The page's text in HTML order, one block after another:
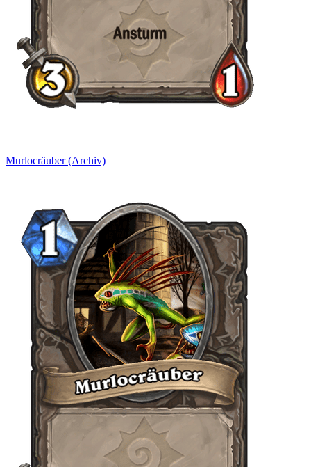
Murlocräuber (Archiv)